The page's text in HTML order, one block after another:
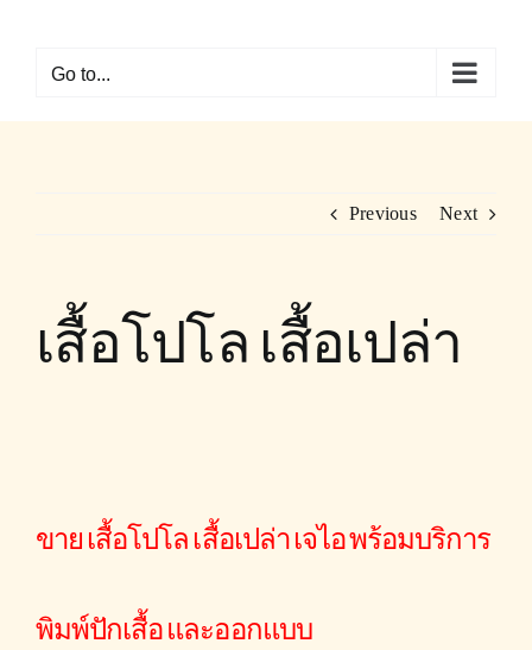
contentGo to...
Previous Next
เสื้อโปโล เสื้อเปล่า
ขาย เสื้อโปโล เสื้อเปล่า เจไอ พร้อมบริการ
พิมพ์ปักเสื้อ และออกแบบ